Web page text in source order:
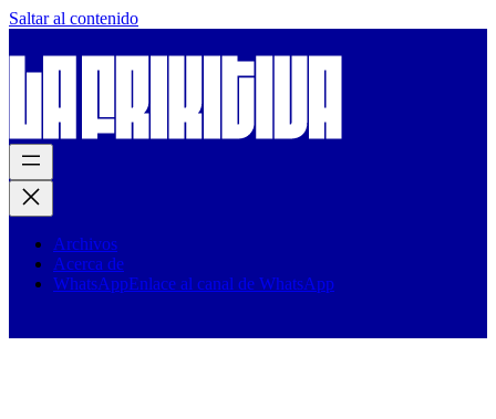
Saltar al contenido
Archivos
Acerca de
WhatsAppEnlace al canal de WhatsApp